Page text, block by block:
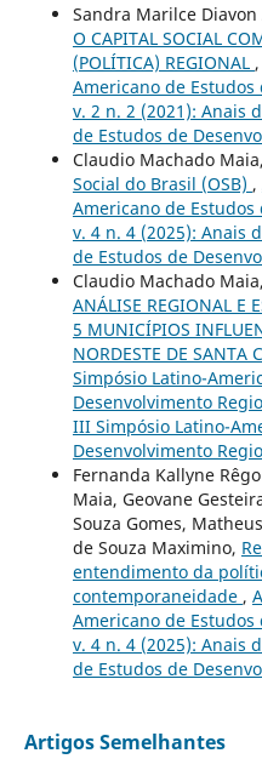
Sandra Marilce
O CAPITAL SOCIAL
(POLÍTICA) REGIONAL ,
Americano de
v. 2 n. 2 (2021): Anais
de Estudos de
Claudio Machado
Social do Brasil (OSB) ,
Americano de
v. 4 n. 4 (2025): Anais
de Estudos de
Claudio Machado
ANÁLISE REGIONAL E
5 MUNICÍPIOS
NORDESTE DE SANTA
Simpósio Latino-
Desenvolvimento
III Simpósio Latino-
Desenvolvimento
Fernanda Kallyne
Maia, Geovane
Souza Gomes,
de Souza Maximino,
entendimento da
contemporaneidade ,
Americano de
v. 4 n. 4 (2025): Anais
de Estudos de
Artigos Semelhantes